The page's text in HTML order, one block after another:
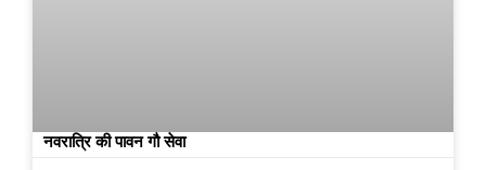
नवरात्रि की पावन गौ सेवा